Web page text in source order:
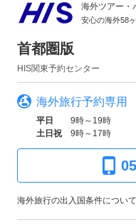
海外ツアー・
安心の海外58
首都圏版
HIS関東予約センター
海外旅行予約専用
平日
9時～19時
土日祝
9時～17時
海外旅行の出入国条件につい